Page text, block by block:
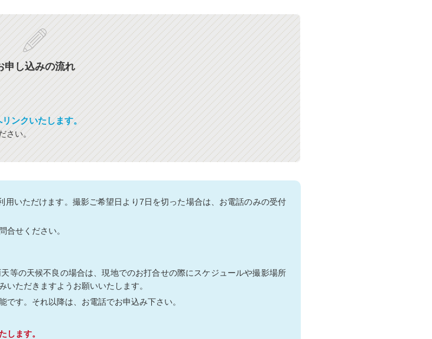
申し込みの流れ
ンクいたします。
さい。
いただけます。撮影ご希望日より7日を切った場合は、お電話のみの受付
合せください。
等の天候不良の場合は、現地でのお打合せの際にスケジュールや撮影場所
ただきますようお願いいたします。
す。それ以降は、お電話でお申込み下さい。
します。